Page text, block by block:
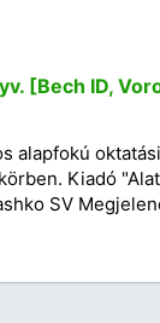
[Bech ID,
alapfokú
Kiadó
SV